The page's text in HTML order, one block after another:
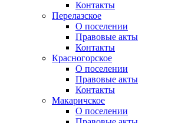
Контакты
Перелазское
О поселении
Правовые акты
Контакты
Красногорское
О поселении
Правовые акты
Контакты
Макаричское
О поселении